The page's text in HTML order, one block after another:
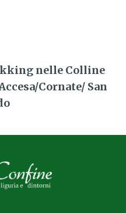
nelle Colline
Cornate/ San